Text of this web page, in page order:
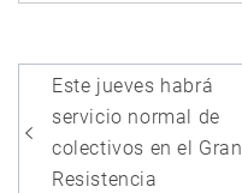
Navegación
de
entradas
Este jueves habrá
servicio normal de
colectivos en el Gran
Resistencia